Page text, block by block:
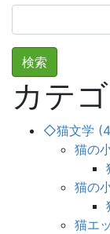
索:
カテ
◇猫文学
猫の
猫の
猫エ